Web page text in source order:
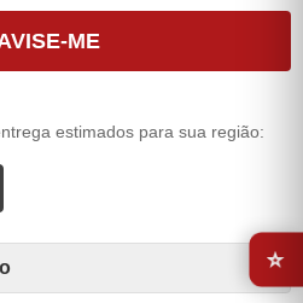
ME
estimados para sua região:
⭐